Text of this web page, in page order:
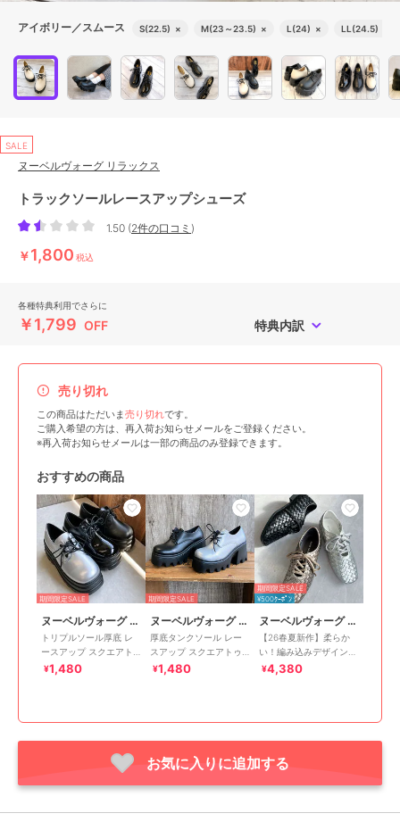
アイボリー／スムース S(22.5) × M(23～23.5) × L(24) × LL(24.5)
SALE
ヌーベルヴォーグ リラックス
トラックソールレースアップシューズ
1.50 (2件の口コミ )
￥1,800 税込
各種特典利用でさらに
￥1,799 OFF 特典内訳
売り切れ
この商品はただいま売り切れです。
ご購入希望の方は、再入荷お知らせメールをご登録ください。
※再入荷お知らせメールは一部の商品のみ登録できます。
おすすめの商品
期間限定SALE
ヌーベルヴォーグ リラックス
トリプルソール厚底 レ
ースアップ スクエアト
ゥシューズ
¥1,480
期間限定SALE
ヌーベルヴォーグ リラックス
厚底タンクソール レー
スアップ スクエアトゥ
シューズ
¥1,480
期間限定SALE
¥500ｸｰﾎﾟﾝ
ヌーベルヴォーグ リラックス
【26春夏新作】柔らか
い！編み込みデザイン
レースアップシューズ
¥4,380
お気に入りに追加する